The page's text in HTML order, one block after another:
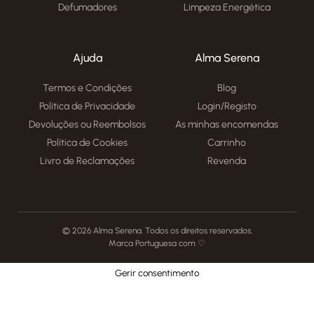
Defumadores
Limpeza Energética
Ajuda
Termos e Condições
Política de Privacidade
Devoluções ou Reembolsos
Política de Cookies
Livro de Reclamações
Alma Serena
Blog
Login/Registo
As minhas encomendas
Carrinho
Revenda
© 2026 Alma Serena. Todos os direitos reservados.
Marca Portuguesa com ♡
Gerir consentimento